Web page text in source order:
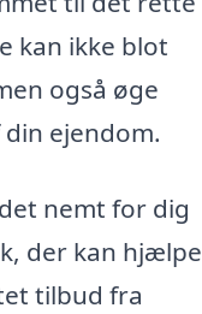
kan ikke blot
også øge
ejendom.
nemt for dig
der kan hjælpe
tilbud fra